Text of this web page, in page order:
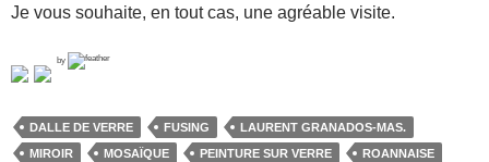
Je vous souhaite, en tout cas, une agréable visite.
by
DALLE DE VERRE FUSING
LAURENT GRANADOS-MAS.
MIROIR
MOSAÏQUE PEINTURE SUR VERRE
ROANNAISE